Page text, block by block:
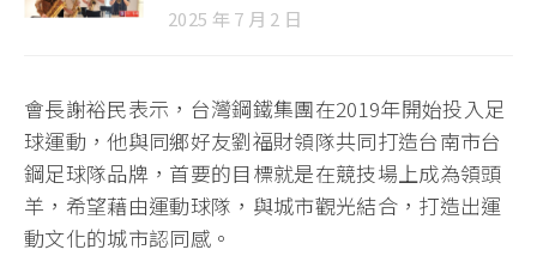
2025 年 7 月 2 日
會長謝裕民表示，台灣鋼鐵集團在2019年開始投入足
球運動，他與同鄉好友劉福財領隊共同打造台南市台
鋼足球隊品牌，首要的目標就是在競技場上成為領頭
羊，希望藉由運動球隊，與城市觀光結合，打造出運
動文化的城市認同感。